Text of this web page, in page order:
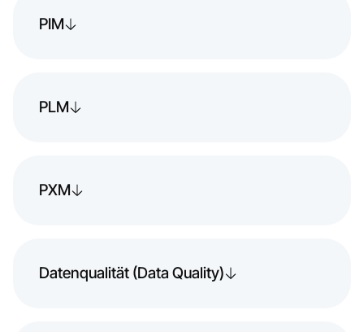
PIM
PLM
PXM
Datenqualität (Data Quality)